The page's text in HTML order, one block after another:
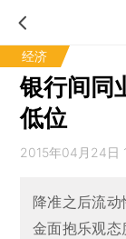
经济
银行间同
低位
2015年04月24日
降准之后流
金面抱乐观